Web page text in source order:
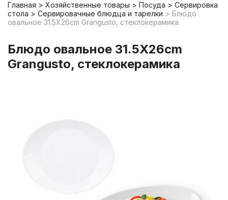
Главная Хозяйственные товары Посуда
Сервировка
стола
Сервировачные блюдца и тарелки
Блюдо
овальное 31.5X26cm Grangusto, стеклокерамика
Блюдо овальное 31.5X26cm
Grangusto, стеклокерамика